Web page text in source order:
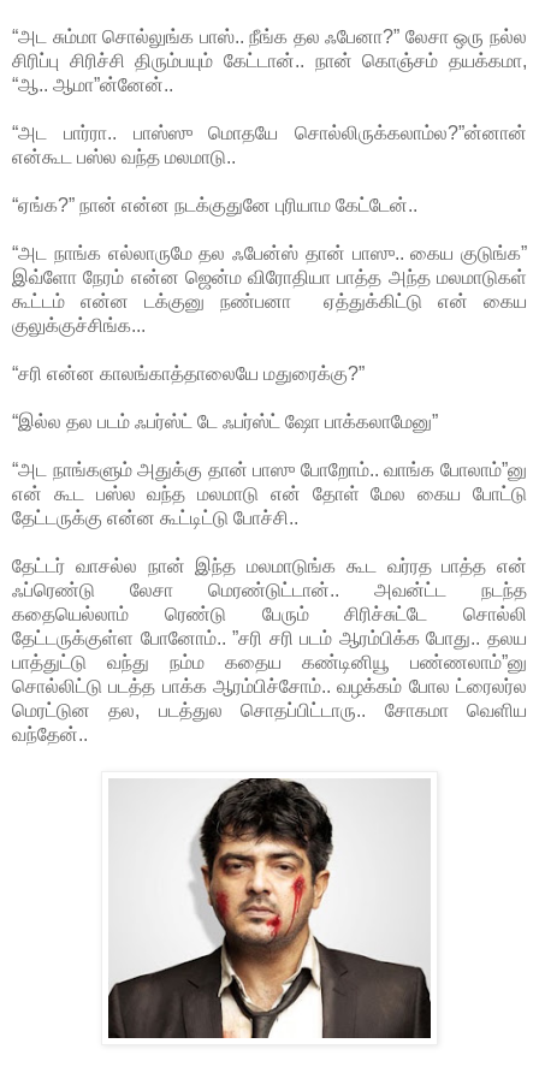
“அட சும்மா சொல்லுங்க பாஸ்.. நீங்க தல ஃபேனா?” லேசா ஒரு நல்ல
சிரிப்பு சிரிச்சி திரும்பயும் கேட்டான்.. நான் கொஞ்சம் தயக்கமா,
“ஆ.. ஆமா”ன்னேன்..
“அட பார்ரா.. பாஸ்ஸு மொதயே சொல்லிருக்கலாம்ல?”ன்னான்
என்கூட பஸ்ல வந்த மலமாடு..
“ஏங்க?” நான் என்ன நடக்குதுனே புரியாம கேட்டேன்..
“அட நாங்க எல்லாருமே தல ஃபேன்ஸ் தான் பாஸு.. கைய குடுங்க”
இவ்ளோ நேரம் என்ன ஜென்ம விரோதியா பாத்த அந்த மலமாடுகள்
கூட்டம் என்ன டக்குனு நண்பனா ஏத்துக்கிட்டு என் கைய
குலுக்குச்சிங்க...
“சரி என்ன காலங்காத்தாலையே மதுரைக்கு?”
“இல்ல தல படம் ஃபர்ஸ்ட் டே ஃபர்ஸ்ட் ஷோ பாக்கலாமேனு”
“அட நாங்களும் அதுக்கு தான் பாஸு போறோம்.. வாங்க போலாம்”னு
என் கூட பஸ்ல வந்த மலமாடு என் தோள் மேல கைய போட்டு
தேட்டருக்கு என்ன கூட்டிட்டு போச்சி..
தேட்டர் வாசல்ல நான் இந்த மலமாடுங்க கூட வர்ரத பாத்த என்
ஃப்ரெண்டு லேசா மெரண்டுட்டான்.. அவன்ட்ட நடந்த
கதையெல்லாம் ரெண்டு பேரும் சிரிச்சுட்டே சொல்லி
தேட்டருக்குள்ள போனோம்.. ”சரி சரி படம் ஆரம்பிக்க போது.. தலய
பாத்துட்டு வந்து நம்ம கதைய கண்டினியூ பண்ணலாம்”னு
சொல்லிட்டு படத்த பாக்க ஆரம்பிச்சோம்.. வழக்கம் போல ட்ரைலர்ல
மெரட்டுன தல, படத்துல சொதப்பிட்டாரு.. சோகமா வெளிய
வந்தேன்..